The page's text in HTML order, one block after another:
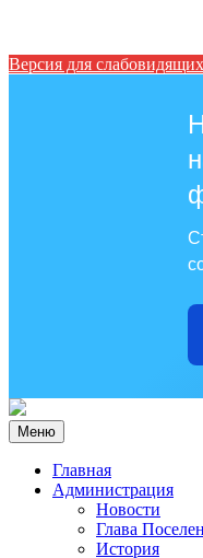
Версия для слабовидящих
Меню
Главная
Администрация
Новости
Глава
История